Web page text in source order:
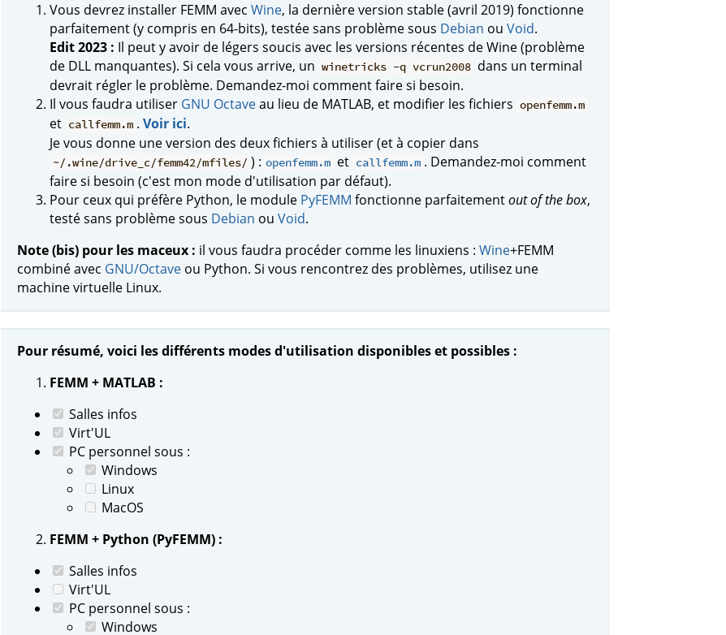
Vous devrez installer FEMM avec Wine, la dernière version stable (avril 2019) fonctionne
parfaitement (y compris en 64-bits), testée sans problème sous Debian ou Void.
Edit 2023 : Il peut y avoir de légers soucis avec les versions récentes de Wine (problème
de DLL manquantes). Si cela vous arrive, un winetricks -q vcrun2008 dans un terminal
devrait régler le problème. Demandez-moi comment faire si besoin.
Il vous faudra utiliser GNU Octaveau lieu de MATLAB, et modifier les fichiers openfemm.m
et callfemm.m .Voir ici.
Je vous donne une version des deux fichiers à utiliser (et à copier dans
~/.wine/drive_c/femm42/mfiles/ ) : openfemm.m et callfemm.m . Demandez-moi comment
faire si besoin (c'est mon mode d'utilisation par défaut).
Pour ceux qui préfère Python, le module PyFEMM fonctionne parfaitementout of the box,
testé sans problème sous Debian ou Void.
Note (bis) pour les maceux : il vous faudra procéder comme les linuxiens : Wine+FEMM
combiné avec GNU/Octave ou Python. Si vous rencontrez des problèmes, utilisez une
machine virtuelle Linux.
Pour résumé, voici les différents modes d'utilisation disponibles et possibles :
FEMM + MATLAB :
Salles infos
Virt'UL
PC personnel sous :
Windows
Linux
MacOS
FEMM + Python (PyFEMM) :
Salles infos
Virt'UL
PC personnel sous :
Windows